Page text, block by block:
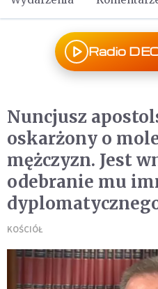
Radio
Nuncjusz
oskarżony o
mężczyzn. Jest
odebranie mu
KOŚCIÓŁ